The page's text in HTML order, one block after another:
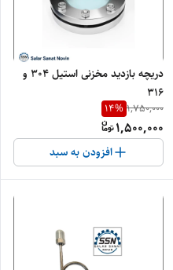
دریچه بازدید مخزنی استیل ۳۰۴ و
۳۱۶
1,750,000
14%
1,500,000
افزودن به سبد